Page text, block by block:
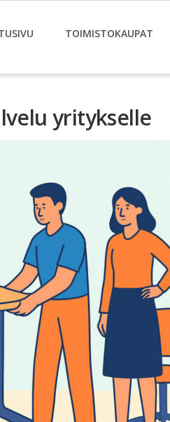
TOIMISTOKAUPAT
yritykselle